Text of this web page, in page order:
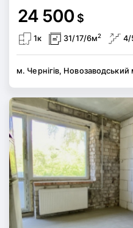
24 500 $
1к 31/17/6м2 4/
м. Чернігів, Новозаводський